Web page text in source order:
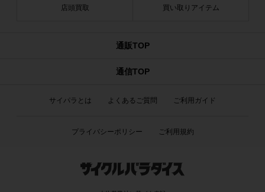
店頭買取 買い取りアイテム
通販TOP
通信TOP
サイパラとは よくあるご質問 ご利用ガイド
プライバシーポリシー ご利用規約